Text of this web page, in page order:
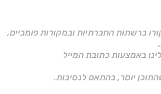
ברשתות החברתיות ובמקורות פומביים,
באמצעות כתובת המייל
יוסר, בהתאם לנסיבות.